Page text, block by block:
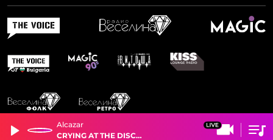
Alcazar
CRYING AT THE DISCOTHEQUE